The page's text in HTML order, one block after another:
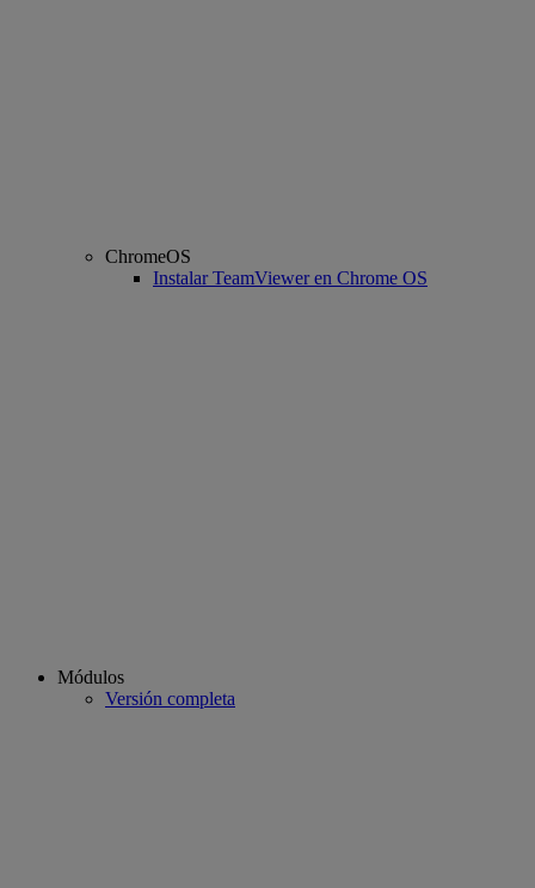
ChromeOS
Instalar TeamViewer en Chrome OS
Módulos
Versión completa